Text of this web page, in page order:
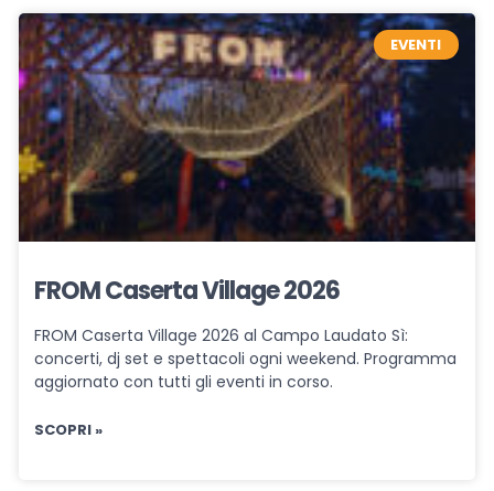
EVENTI
FROM Caserta Village 2026
FROM Caserta Village 2026 al Campo Laudato Sì:
concerti, dj set e spettacoli ogni weekend. Programma
aggiornato con tutti gli eventi in corso.
SCOPRI »